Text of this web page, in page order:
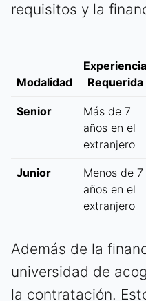
requisitos y la
Modalidad
Experiencia
Requerida
Senior
Más de 7
años en el
extranjero
Junior
Menos de 7
años en el
extranjero
Además de la
universidad de
la contratación.